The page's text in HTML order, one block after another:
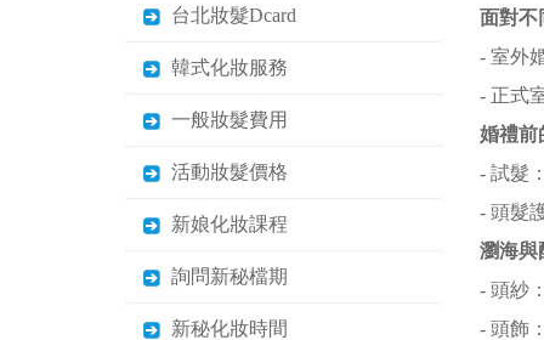
台北妝髮Dcard
韓式化妝服務
一般妝髮費用
活動妝髮價格
新娘化妝課程
詢問新秘檔期
新秘化妝時間
面對不
- 室外
- 正式
婚禮前
- 試髮
- 頭髮
瀏海與
- 頭紗
- 頭飾